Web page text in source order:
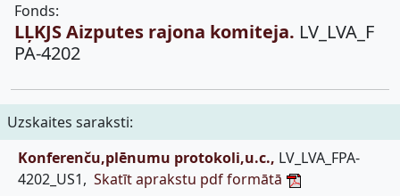
Fonds:
LĻKJS Aizputes rajona komiteja. LV_LVA_F
PA-4202
Uzskaites saraksti:
Konferenču,plēnumu protokoli,u.c., LV_LVA_FPA-
4202_US1, Skatīt aprakstu pdf formātā